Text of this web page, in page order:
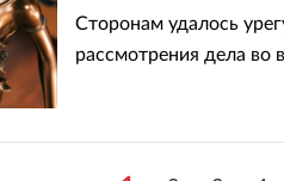
Сторонам удалось
рассмотрения дела во